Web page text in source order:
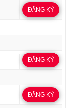
ĐĂNG KÝ
ĐĂNG KÝ
ĐĂNG KÝ